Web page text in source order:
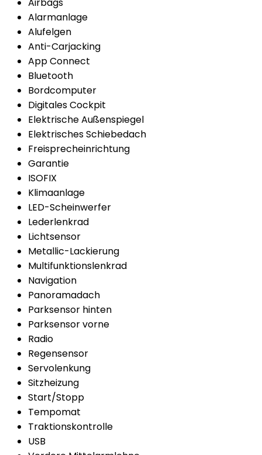
Alarmanlage
Alufelgen
Anti-Carjacking
App Connect
Bluetooth
Bordcomputer
Digitales Cockpit
Elektrische Außenspiegel
Elektrisches Schiebedach
Freisprecheinrichtung
Garantie
ISOFIX
Klimaanlage
LED-Scheinwerfer
Lederlenkrad
Lichtsensor
Metallic-Lackierung
Multifunktionslenkrad
Navigation
Panoramadach
Parksensor hinten
Parksensor vorne
Radio
Regensensor
Servolenkung
Sitzheizung
Start/Stopp
Tempomat
Traktionskontrolle
USB